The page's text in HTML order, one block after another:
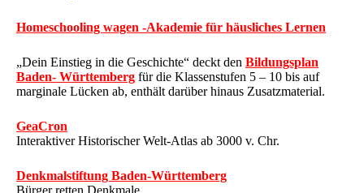
Homeschooling wagen -Akademie für häusliches Lernen
„Dein Einstieg in die Geschichte“ deckt den Bildungsplan
Baden- Württemberg für die Klassenstufen 5 – 10 bis auf
marginale Lücken ab, enthält darüber hinaus Zusatzmaterial.
GeaCron
Interaktiver Historischer Welt-Atlas ab 3000 v. Chr.
Denkmalstiftung Baden-Württemberg
Bürger retten Denkmale